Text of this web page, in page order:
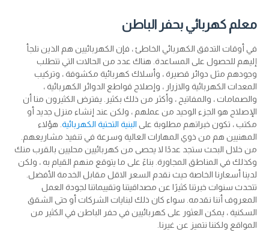
معلم كهربائي بحفر الباطن
في أوقات التدفق الكهربائي الخاطئ ، فإن الكهربائيين هم الذين نلجأ
إليهم للحصول على المساعدة. هناك عدد من الحالات التي تتطلب
وجودهم مثل دوائر قصيرة ، وأسلاك كهربائية مكشوفة ، وتركيب
المعدات الكهربائية والازرار ، وإصلاح قواطع الدوائر الكهربائية ،
والصمامات ، والمفاتيح ، وأكثر من ذلك بكثير. يفترض الكثيرون منا أن
الإصلاح هو الجزء الوحيد من عملهم ، ولكن عند إنشاء منزل جديد أو
مكتب ، تكون خبراتهم مطلوبة على البنية التحتية الكهربائية . هؤلاء
المهنيين هم من ذوي المهارات العالية وسرعة في تنفيذ مشاريعهم.
من خلال البحث ستجد عددًا لا يحصى من كهربائيين محليين بالقرب منك
وكذلك في المناطق المجاورة. بناءً على ما يتوقع منهم القيام به ، ولكن
لدينا أسعارنا الخاصة حيث نقدم السعر الاقل مقابل الخدمة الأفضل.
تتحدث سنوات خبرتنا كثيرًا عن مصداقيتنا وتقييماتنا لجودة العمل
المعروف أننا نقدمه. سواء كان ذلك لبنايات الشركات أو حتى الشقق
السكنية ، يمكن العثور على كهربائيين في حفر الباطن في الكثير من
المواقع ولكننا نتميز عن غيرنا.